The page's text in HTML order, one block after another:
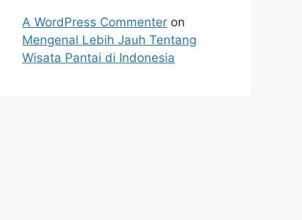
A WordPress Commenter on
Mengenal Lebih Jauh Tentang
Wisata Pantai di Indonesia